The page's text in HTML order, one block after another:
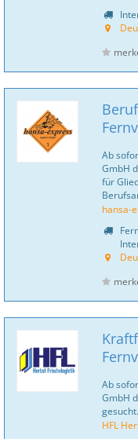
Ab
GmbH
für
hansa-
Ab
GmbH
gesucht.
HFL